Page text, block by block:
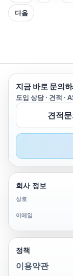
를 기록하고 다
레이 옵션으로
화할 수 있습니다.
다음
지금 바로 문의
도입 상담 · 견적 ·
견적
회사 정보
상호
이메일
정책
이용약관